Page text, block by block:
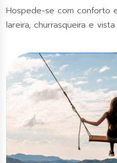
Hospede-se com conforto
lareira, churrasqueira e